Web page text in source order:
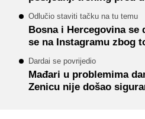
Odlučio staviti tačku na tu temu
Bosna i Hercegovina
se na Instagramu zbog
Dardai se povrijedio
Mađari u problemima
Zenicu nije došao